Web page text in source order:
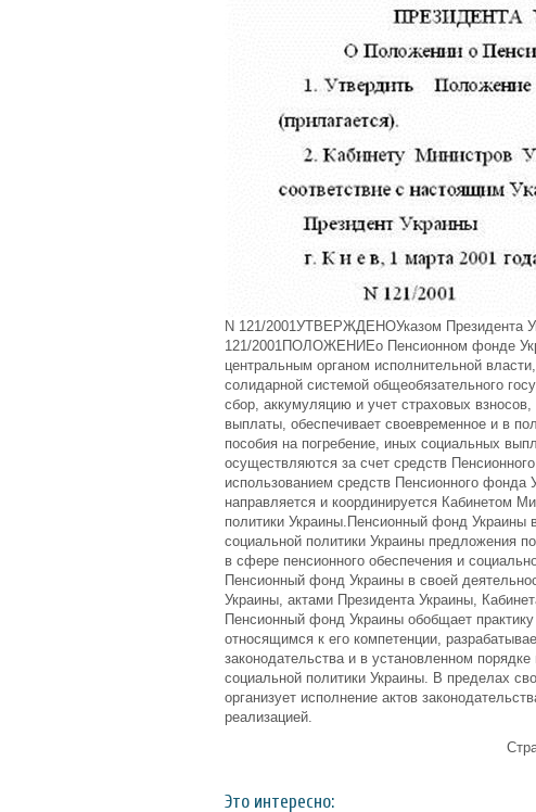
N 121/2001УТВЕРЖДЕНОУказом Президента
121/2001ПОЛОЖЕНИЕо Пенсионном фонде
центральным органом исполнительной
солидарной системой общеобязательного
сбор, аккумуляцию и учет страховых
выплаты, обеспечивает своевременное и в
пособия на погребение, иных социальных
осуществляются за счет средств
использованием средств Пенсионного
направляется и координируется Кабинетом
политики Украины.Пенсионный фонд Украины
социальной политики Украины предложения
в сфере пенсионного обеспечения и
Пенсионный фонд Украины в своей
Украины, актами Президента Украины,
Пенсионный фонд Украины обобщает
относящимся к его компетенции,
законодательства и в установленном
социальной политики Украины. В пределах
организует исполнение актов
реализацией.
Это интересно: